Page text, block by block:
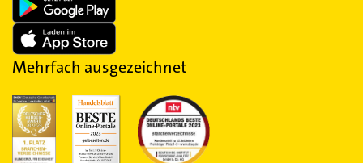
Mehrfach ausgezeichnet